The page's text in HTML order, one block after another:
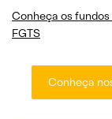
Conheça os
FGTS
Conheça